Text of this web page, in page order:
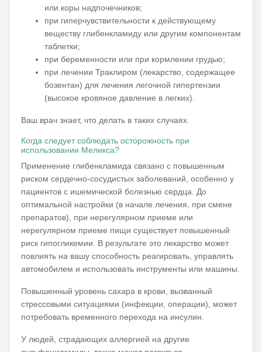
или коры надпочечников;
при гиперчувствительности к действующему
веществу глибенкламиду или другим компонентам
таблетки;
при беременности или при кормлении грудью;
при лечении Траклиром (лекарство, содержащее
бозентан) для лечения легочной гипертензии
(высокое кровяное давление в легких).
Ваш врач знает, что делать в таких случаях.
Когда следует соблюдать осторожность при
использовании Меликса?
Применение глибенкламида связано с повышенным
риском сердечно-сосудистых заболеваний, особенно у
пациентов с ишемической болезнью сердца. До
оптимальной настройки (в начале лечения, при смене
препаратов), при нерегулярном приеме или
нерегулярном приеме пищи существует повышенный
риск гипогликемии. В результате это лекарство может
повлиять на вашу способность реагировать, управлять
автомобилем и использовать инструменты или машины.
Повышенный уровень сахара в крови, вызванный
стрессовыми ситуациями (инфекции, операции), может
потребовать временного перехода на инсулин.
У людей, страдающих аллергией на другие